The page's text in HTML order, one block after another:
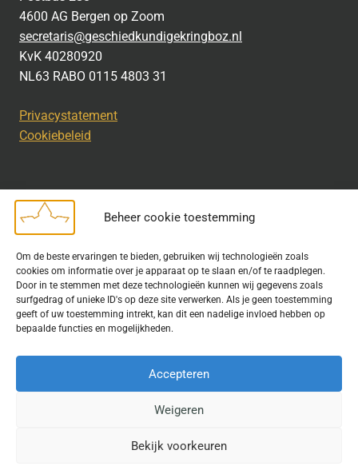
Beheer cookie toestemming
Om de beste ervaringen te bieden, gebruiken wij technologieën zoals
cookies om informatie over je apparaat op te slaan en/of te raadplegen.
Door in te stemmen met deze technologieën kunnen wij gegevens zoals
surfgedrag of unieke ID's op deze site verwerken. Als je geen toestemming
geeft of uw toestemming intrekt, kan dit een nadelige invloed hebben op
bepaalde functies en mogelijkheden.
Accepteren
Weigeren
Bekijk voorkeuren
4600 AG Bergen op Zoom
secretaris@geschiedkundigekringboz.nl
KvK 40280920
NL63 RABO 0115 4803 31
Privacystatement
Cookiebeleid
Bij het uitdragen van de doelstelling van de Geschiedkundige
Kring wordt gebruik gemaakt van rechtenvrije informatie en data
waarvoor toestemming is verleend. Indien u op deze site een
publicatie van tekst of beeld aantreft die hier niet aan voldoet,